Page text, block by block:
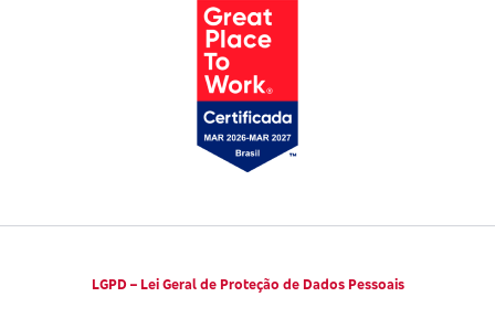
LGPD – Lei Geral de Proteção de Dados Pessoais